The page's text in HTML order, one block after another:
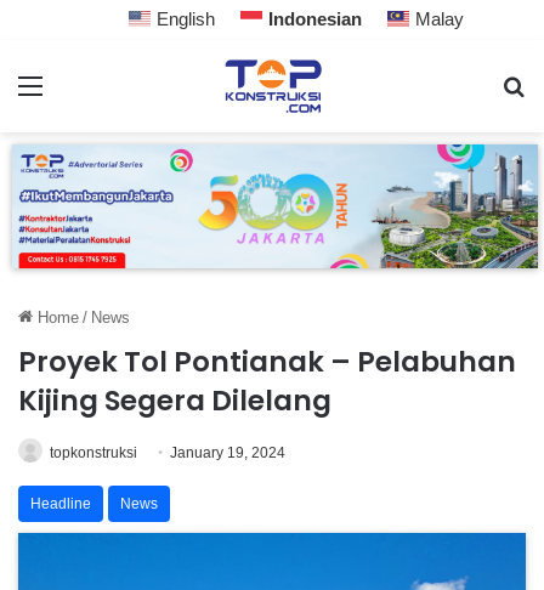
English Indonesian Malay
Home / News
Proyek Tol Pontianak – Pelabuhan
Kijing Segera Dilelang
topkonstruksi January 19, 2024
Headline News